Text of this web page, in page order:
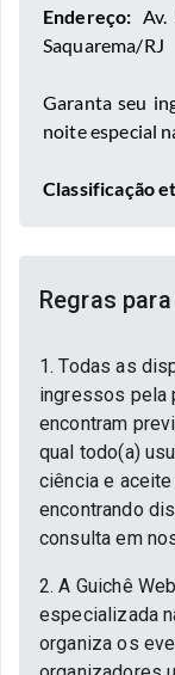
Endereço:
Saquarema/RJ
Garanta seu
noite especial
Classificação
Regras
1. Todas as
ingressos pela
encontram
qual todo(a)
ciência e
encontrando
consulta em
2. A Guichê
especializada
organiza os